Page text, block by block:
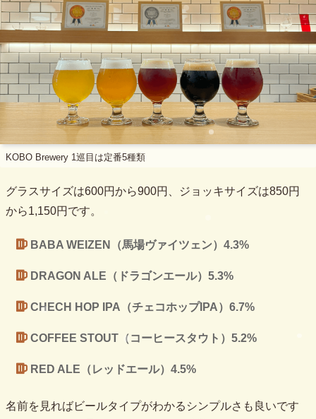
KOBO Brewery 1巡目は定番5種類
グラスサイズは600円から900円、ジョッキサイズは850円
から1,150円です。
BABA WEIZEN（馬場ヴァイツェン）4.3%
DRAGON ALE（ドラゴンエール）5.3%
CHECH HOP IPA（チェコホップIPA）6.7%
COFFEE STOUT（コーヒースタウト）5.2%
RED ALE（レッドエール）4.5%
名前を見ればビールタイプがわかるシンプルさも良いです